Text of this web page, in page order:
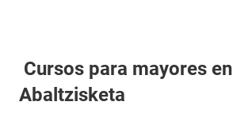
Cursos para mayores en
Abaltzisketa